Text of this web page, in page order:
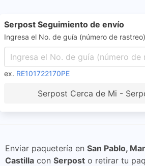
Serpost Seguimiento de envío
Ingresa el No. de guía (número de rastreo)
ex. RE101722170PE
Serpost Cerca de Mi -
Enviar paquetería en San Pablo,
Castilla con Serpost o retirar tu